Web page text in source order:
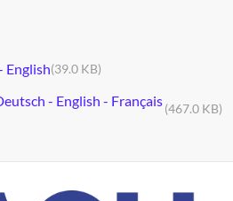
English(39.0 KB)
- English - Français(467.0 KB)